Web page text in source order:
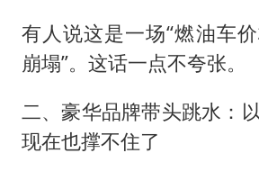
有人说这是一场“燃油车
崩塌”。这话一点不夸张。
二、豪华品牌带头跳水：
现在也撑不住了